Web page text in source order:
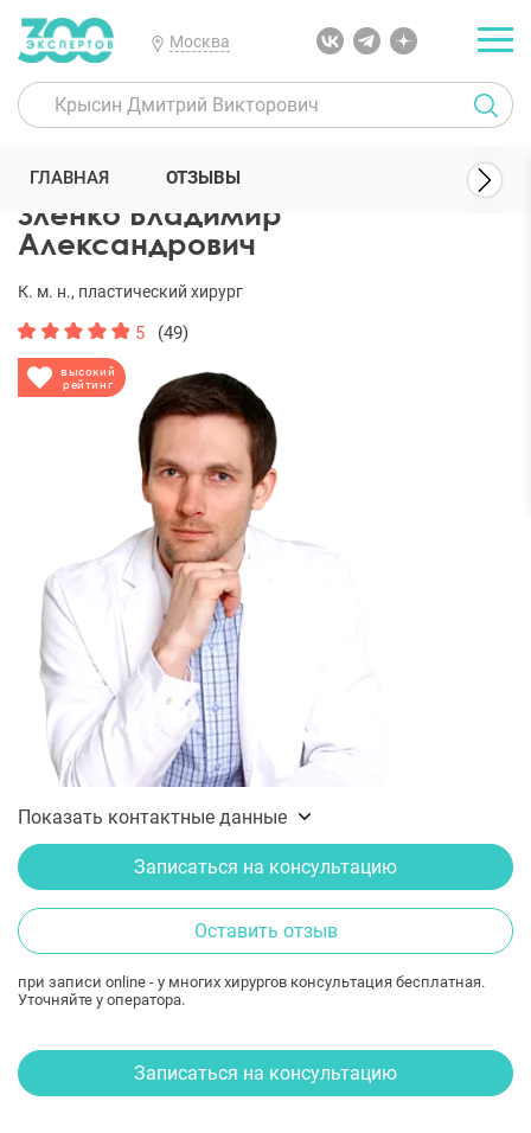
Москва
300 Экспертов Пластические хирурги Зленко Владимир
Зленко Владимир
Александрович
высокий
рейтинг
К. м. н., пластический хирург
5 (49)
Показать контактные данные
Записаться на консультацию
Оставить отзыв
при записи online - у многих хирургов консультация бесплатная.
Уточняйте у оператора.
ГЛАВНАЯ ОТЗЫВЫ
Записаться на консультацию